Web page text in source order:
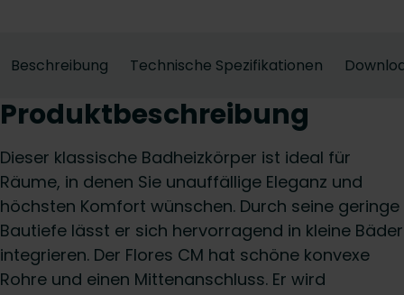
Beschreibung Technische Spezifikationen
Produktbeschreibung
Dieser klassische Badheizkörper ist ideal für
Räume, in denen Sie unauffällige Eleganz und
höchsten Komfort wünschen. Durch seine geringe
Bautiefe lässt er sich hervorragend in kleine Bäder
integrieren. Der Flores CM hat schöne konvexe
Rohre und einen Mittenanschluss. Er wird